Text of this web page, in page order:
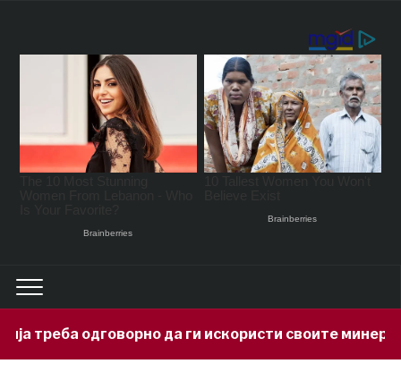
да ги искористи своите минерални богатства